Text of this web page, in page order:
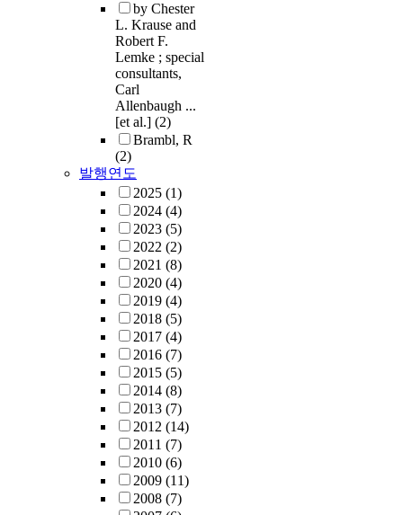
by Chester
L. Krause and
Robert F.
Lemke ; special
consultants,
Carl
Allenbaugh ...
[et al.] (2)
Brambl, R
(2)
발행연도
2025 (1)
2024 (4)
2023 (5)
2022 (2)
2021 (8)
2020 (4)
2019 (4)
2018 (5)
2017 (4)
2016 (7)
2015 (5)
2014 (8)
2013 (7)
2012 (14)
2011 (7)
2010 (6)
2009 (11)
2008 (7)